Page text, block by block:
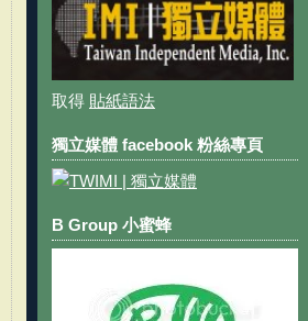
取得 貼紙語法
獨立媒體 facebook 粉絲專頁
B Group 小蜜蜂